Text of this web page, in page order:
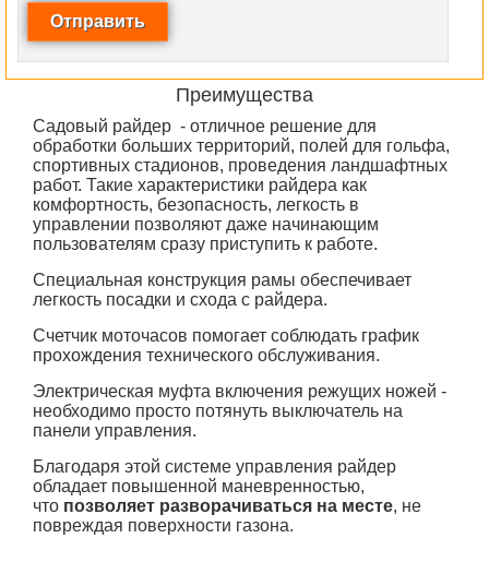
Преимущества
Садовый райдер - отличное решение для
обработки больших территорий, полей для гольфа,
спортивных стадионов, проведения ландшафтных
работ. Такие характеристики райдера как
комфортность, безопасность, легкость в
управлении позволяют даже начинающим
пользователям сразу приступить к работе.
Специальная конструкция рамы обеспечивает
легкость посадки и схода с райдера.
Счетчик моточасов помогает соблюдать график
прохождения технического обслуживания.
Электрическая муфта включения режущих ножей -
необходимо просто потянуть выключатель на
панели управления.
Благодаря этой системе управления райдер
обладает повышенной маневренностью,
что позволяет разворачиваться на месте, не
повреждая поверхности газона.